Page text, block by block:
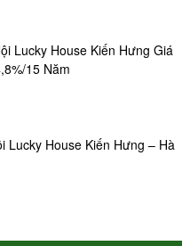
Lucky House Kiến Hưng Giá
15 Năm
Lucky House Kiến Hưng – Hà